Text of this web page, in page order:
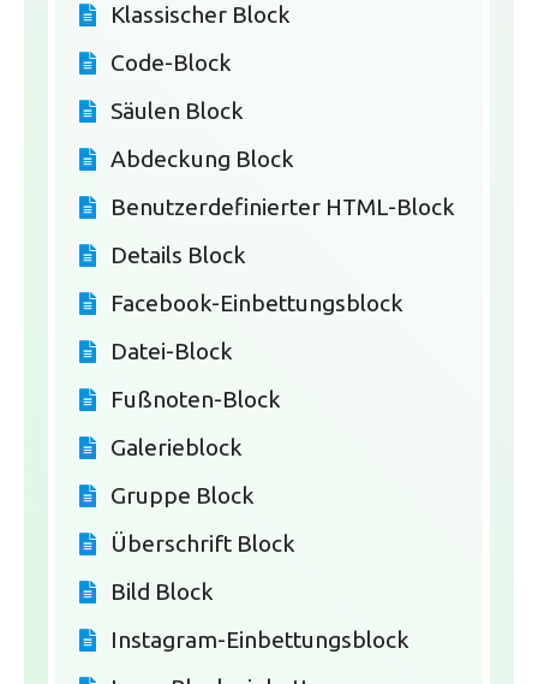
Klassischer Block
Code-Block
Säulen Block
Abdeckung Block
Benutzerdefinierter HTML-Block
Details Block
Facebook-Einbettungsblock
Datei-Block
Fußnoten-Block
Galerieblock
Gruppe Block
Überschrift Block
Bild Block
Instagram-Einbettungsblock